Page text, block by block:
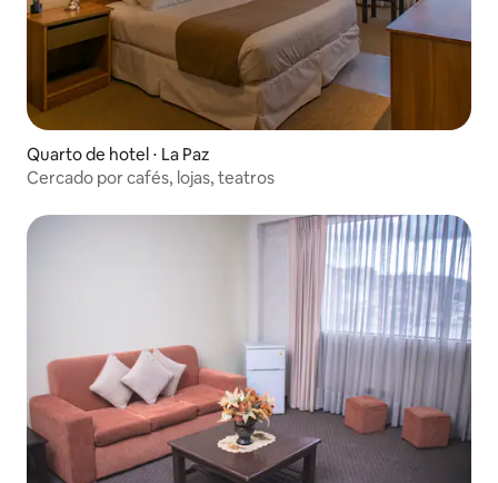
Quarto de hotel ⋅ La Paz
Cercado por cafés, lojas, teatros